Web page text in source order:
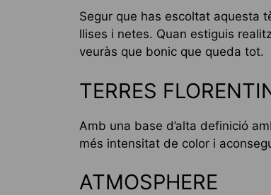
Segur que has escoltat aquesta
llises i netes. Quan estiguis
veuràs que bonic que queda tot.
TERRES
Amb una base d’alta definició
més intensitat de color i
ATMOSPHERE